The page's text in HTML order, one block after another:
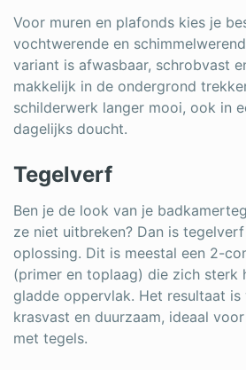
Voor muren en plafonds kies je
vochtwerende en
variant is afwasbaar, schrobvast
makkelijk in de ondergrond
schilderwerk langer mooi, ook in
dagelijks doucht.
Tegelverf
Ben je de look van je
ze niet uitbreken? Dan is
oplossing. Dit is meestal een 2-
(primer en toplaag) die zich sterk
gladde oppervlak. Het resultaat
krasvast en duurzaam, ideaal
met tegels.